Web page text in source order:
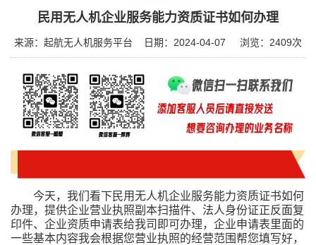
民用无人机企业服务能力资质证书如何办理
来源：起航无人机服务平台 日期：2024-04-07 浏览： 2409次
今天，我们看下民用无人机企业服务能力资质证书如何
办理，提供企业营业执照副本扫描件、法人身份证正反面复
印件、企业资质申请表给我司即可办理，企业申请表里面的
一些基本内容我会根据您营业执照的经营范围帮您填写好，